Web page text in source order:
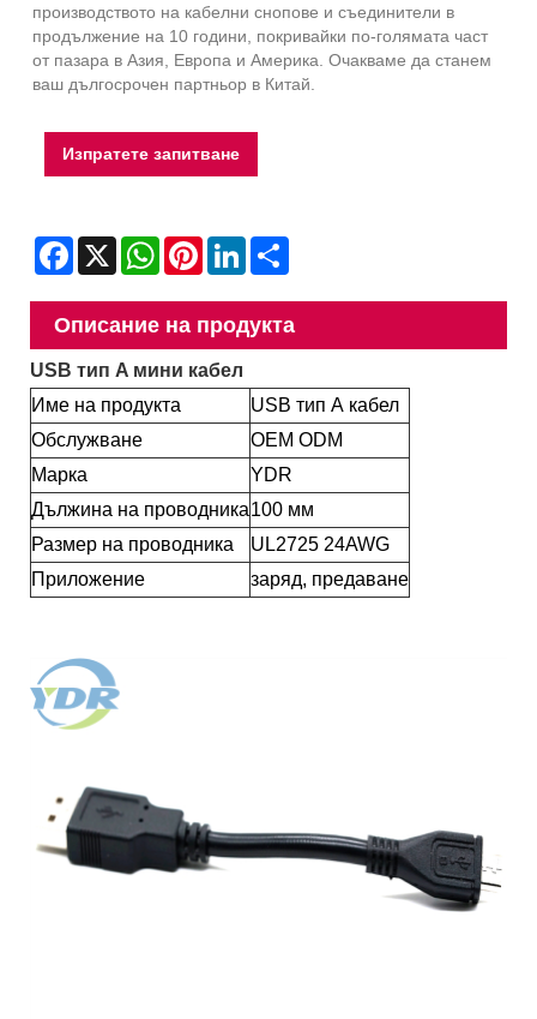
производството на кабелни снопове и съединители в
продължение на 10 години, покривайки по-голямата част
от пазара в Азия, Европа и Америка. Очакваме да станем
ваш дългосрочен партньор в Китай.
Изпратете запитване
Facebook
X WhatsAppPinterestLinkedIn
Описание на продукта
USB тип A мини кабел
Име на продукта
USB тип А кабел
Обслужване
OEM ODM
Марка
YDR
Дължина на проводника100 мм
Размер на проводника
UL2725 24AWG
Приложение
заряд, предаване